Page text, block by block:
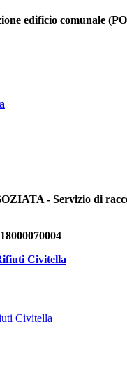
edificio comunale
- Servizio di
Civitella
Civitella